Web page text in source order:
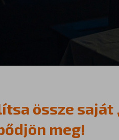
össze saját
meg!